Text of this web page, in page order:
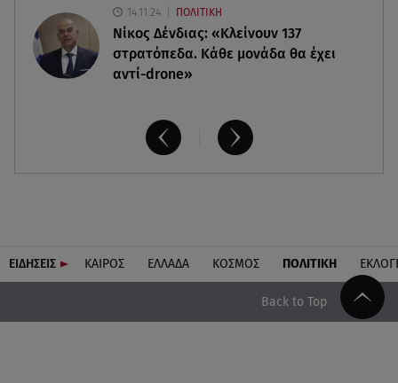
14.11.24 ΠΟΛΙΤΙΚΗ
Νίκος Δένδιας: «Κλείνουν 137
στρατόπεδα. Kάθε μονάδα θα έχει
αντί-drone»
ΕΙΔΗΣΕΙΣ ΚΑΙΡΟΣ ΕΛΛΑΔΑ ΚΟΣΜΟΣ ΠΟΛΙΤΙΚΗ
Back to Top